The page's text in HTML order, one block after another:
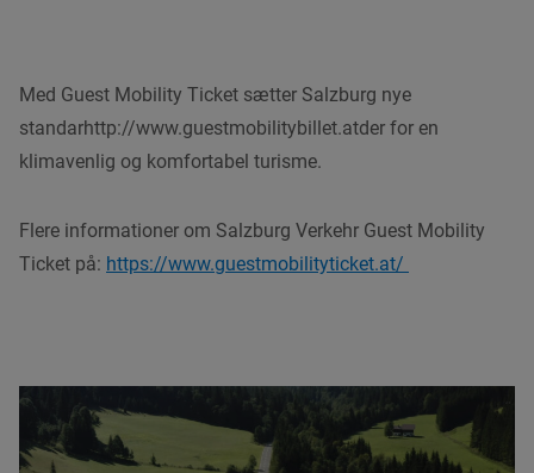
Med Guest Mobility Ticket sætter Salzburg nye
standarhttp://www.guestmobilitybillet.atder for en
klimavenlig og komfortabel turisme.
Flere informationer om Salzburg Verkehr Guest Mobility
Ticket på: https://www.guestmobilityticket.at/